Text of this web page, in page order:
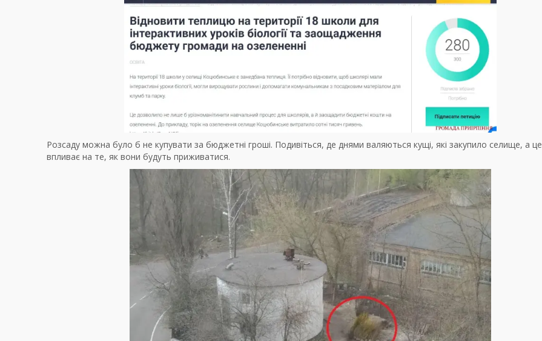
Розсаду можна було б не купувати за бюджетні гроші. Подивіться, де днями валяються кущі, які закупило селище, а це
впливає на те, як вони будуть приживатися.